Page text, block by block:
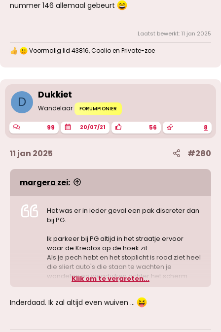
nummer 146 allemaal gebeurt
Laatst bewerkt: 11 jan 2025
W
r
g
e
Voormalig lid 43816,Coolioen Private-zoe
D
Dukkiet
Wandelaar FORUMPIONIER
99 20/07/21 56 8
11 jan 2025 #280
margera zei:
Het was er in ieder geval een pak discreter dan
bij PG.
Ik parkeer bij PG altijd in het straatje ervoor
waar de Kreatos op de hoek zit.
Als je pech hebt en het stoplicht is rood ziet heel
die sliert auto's die staan te wachten je
wandelen en wegduiken achter het scherm
wachtende chauffeurs ook wel eentje tussen zit
Klik om te vergroten...
Inderdaad. Ik zal altijd even wuiven …